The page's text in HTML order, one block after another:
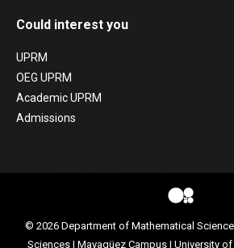
opens
in
new
window
Could interest you
UPRM
OEG UPRM
Academic UPRM
Admissions
© 2026 Department of Mathematical
Sciences | Mayagüez Campus | University of